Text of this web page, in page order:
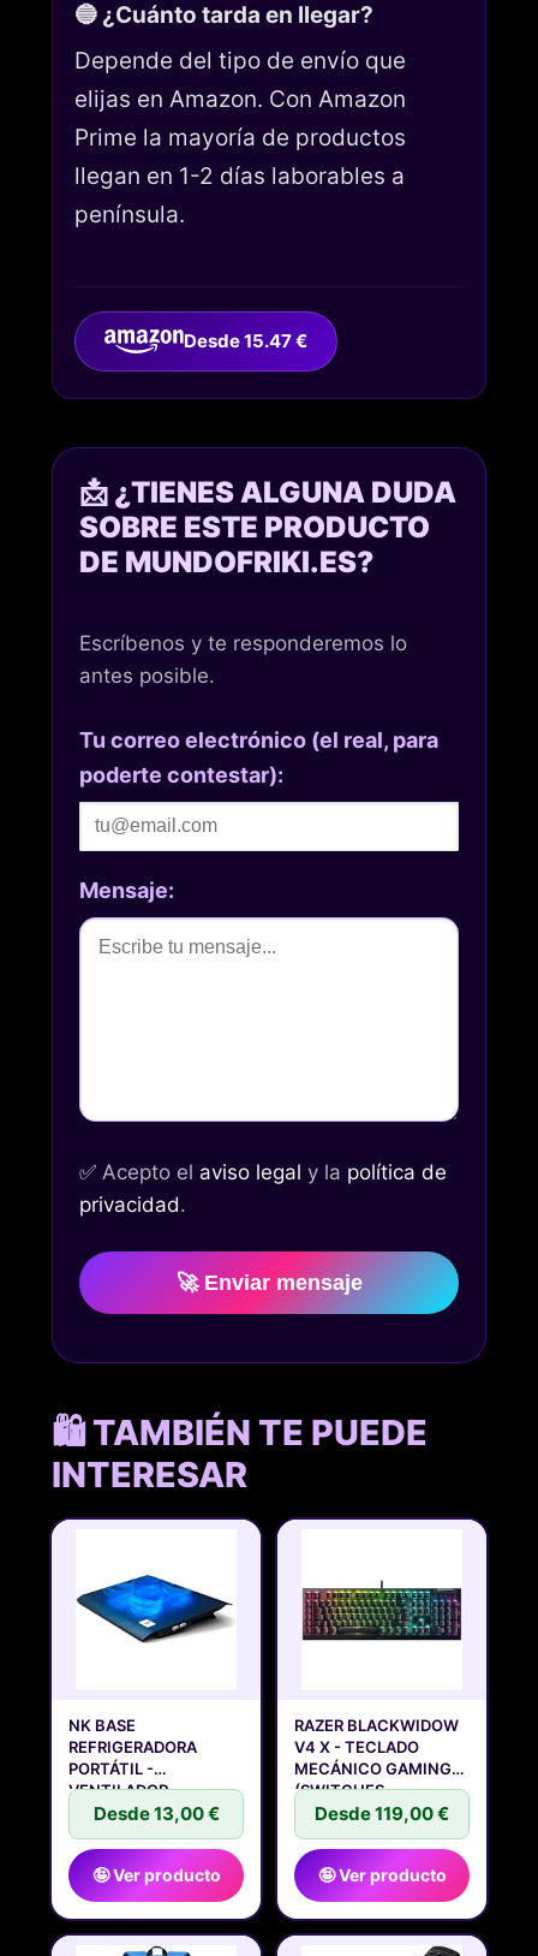
🔵 ¿Cuánto tarda en llegar?
Depende del tipo de envío que
elijas en Amazon. Con Amazon
Prime la mayoría de productos
llegan en 1-2 días laborables a
península.
Desde 15.47 €
📩 ¿TIENES ALGUNA DUDA
SOBRE ESTE PRODUCTO
DE MUNDOFRIKI.ES?
Escríbenos y te responderemos lo
antes posible.
Tu correo electrónico (el real, para
poderte contestar):
Mensaje:
✅ Acepto el aviso legal y la política de
privacidad.
🚀 Enviar mensaje
🛍️ TAMBIÉN TE PUEDE
INTERESAR
NK BASE
REFRIGERADORA
PORTÁTIL -
VENTILADOR
ORDENADOR PORTATIL
Desde 13,00 €
🤪 Ver producto
RAZER BLACKWIDOW
V4 X - TECLADO
MECÁNICO GAMING
(SWITCHES
Desde 119,00 €
🤪 Ver producto